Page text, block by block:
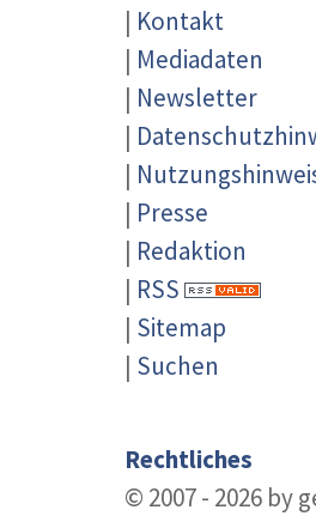
| Kontakt
| Mediadaten
| Newsletter
|
|
| Presse
| Redaktion
| RSS
| Sitemap
| Suchen
Rechtliches
© 2007 - 2026 by